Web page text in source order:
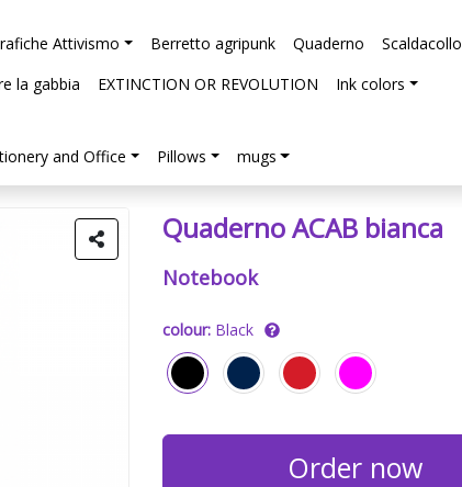
Attivismo Berretto agripunk Quaderno
Scaldacollo
la gabbia EXTINCTION OR REVOLUTION Ink colors
and Office Pillows mugs
Quaderno ACAB bianca
Notebook
colour: Black
Order now